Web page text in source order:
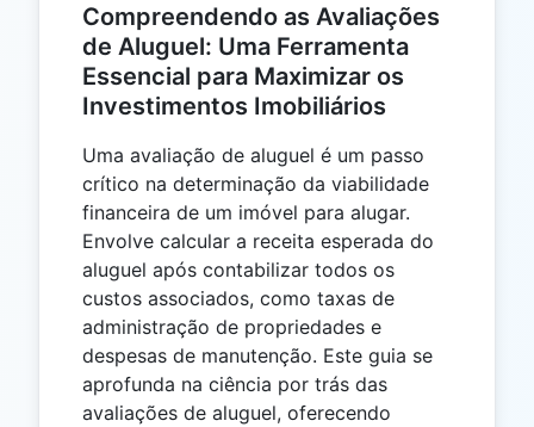
Compreendendo as Avaliações
de Aluguel: Uma Ferramenta
Essencial para Maximizar os
Investimentos Imobiliários
Uma avaliação de aluguel é um passo
crítico na determinação da viabilidade
financeira de um imóvel para alugar.
Envolve calcular a receita esperada do
aluguel após contabilizar todos os
custos associados, como taxas de
administração de propriedades e
despesas de manutenção. Este guia se
aprofunda na ciência por trás das
avaliações de aluguel, oferecendo